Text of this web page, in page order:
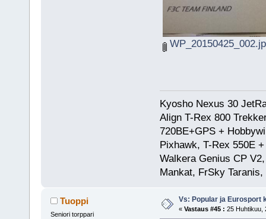
Kyosho Nexus 30
Align T-Rex 800
720BE+GPS +
Pixhawk, T-Rex 550E
Walkera Genius CP
Mankat, FrSky
Tuoppi
Seniori torppari
Vs: Popular ja Eurosport
« Vastaus #45 : 25 Huhtikuu,